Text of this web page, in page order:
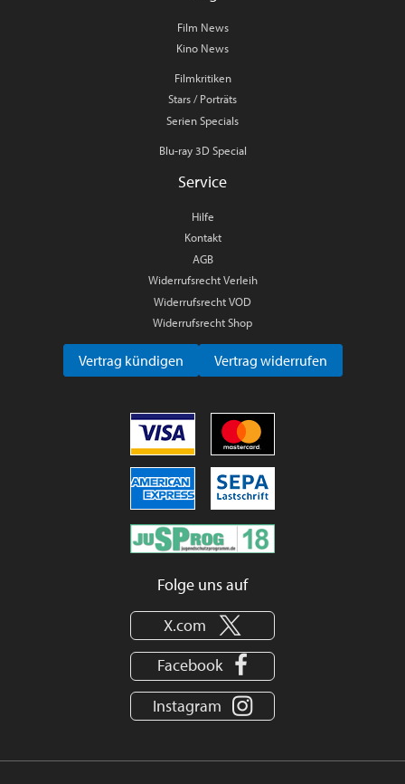
Film News
Kino News
Filmkritiken
Stars / Porträts
Serien Specials
Blu-ray 3D Special
Service
Hilfe
Kontakt
AGB
Widerrufsrecht Verleih
Widerrufsrecht VOD
Widerrufsrecht Shop
Vertrag kündigen Vertrag widerrufen
Folge uns auf
X.com
Facebook
Instagram